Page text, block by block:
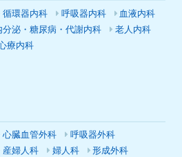
循環器内科 呼吸器内科
血液内科
分泌・糖尿病・代謝内科
老人内科
療内科
心臓血管外科
呼吸器外科
産婦人科 婦人科
形成外科